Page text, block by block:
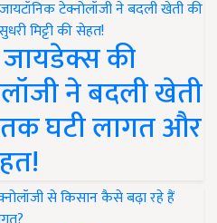
की
ने बदली खेती
तक घटी लागत और